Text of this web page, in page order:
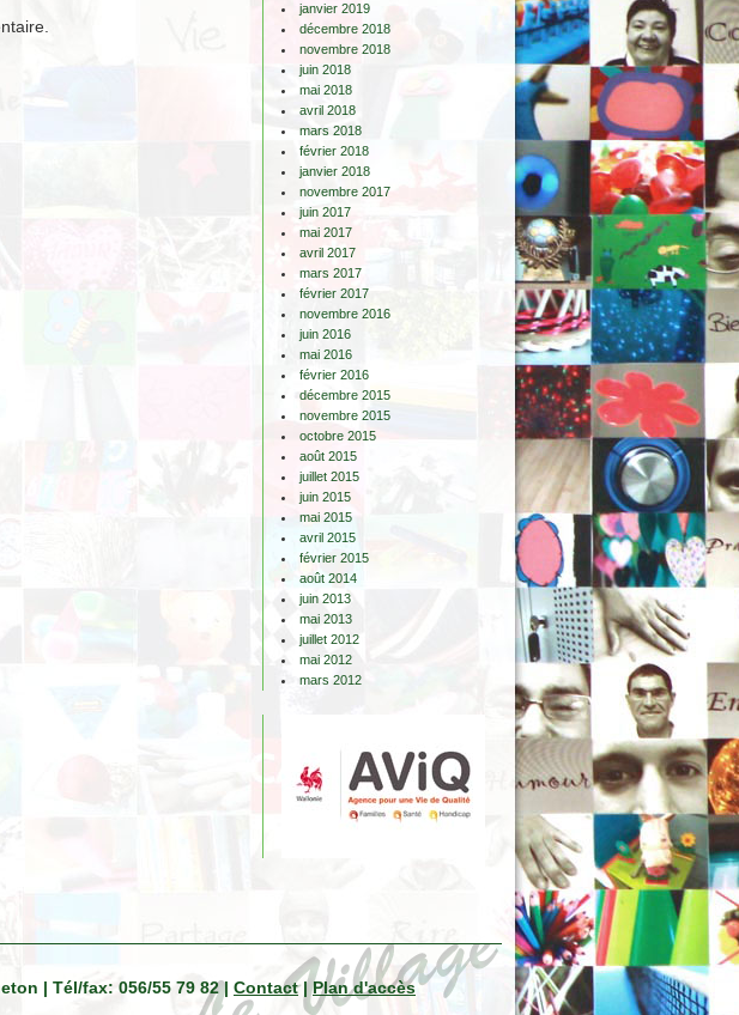
janvier 2019
décembre 2018
novembre 2018
juin 2018
mai 2018
avril 2018
mars 2018
février 2018
janvier 2018
novembre 2017
juin 2017
mai 2017
avril 2017
mars 2017
février 2017
novembre 2016
juin 2016
mai 2016
février 2016
décembre 2015
novembre 2015
octobre 2015
août 2015
juillet 2015
juin 2015
mai 2015
avril 2015
février 2015
août 2014
juin 2013
mai 2013
juillet 2012
mai 2012
mars 2012
| Tél/fax: 056/55 79 82 | Contact| Plan d'accès